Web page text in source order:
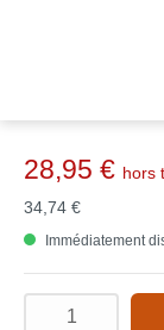
28,95 € hors
34,74 €
Immédiatement